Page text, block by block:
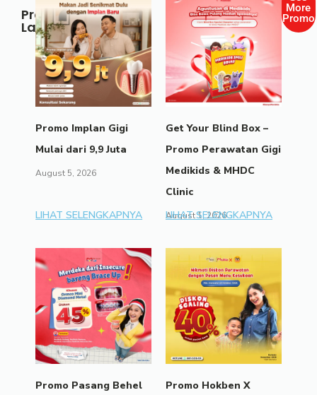
Promo
Lainnya
Promo Implan Gigi
Mulai dari 9,9 Juta
August 5, 2026
LIHAT SELENGKAPNYA
Get Your Blind Box –
Promo Perawatan Gigi
Medikids & MHDC
Clinic
August 1, 2026
LIHAT SELENGKAPNYA
Promo Pasang Behel
Promo Hokben X
More
Promo